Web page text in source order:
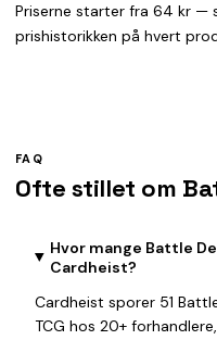
Priserne starter fra 64 kr —
prishistorikken på hvert
FAQ
Ofte stillet om
Hvor mange Battle
Cardheist?
Cardheist sporer 51
TCG hos 20+